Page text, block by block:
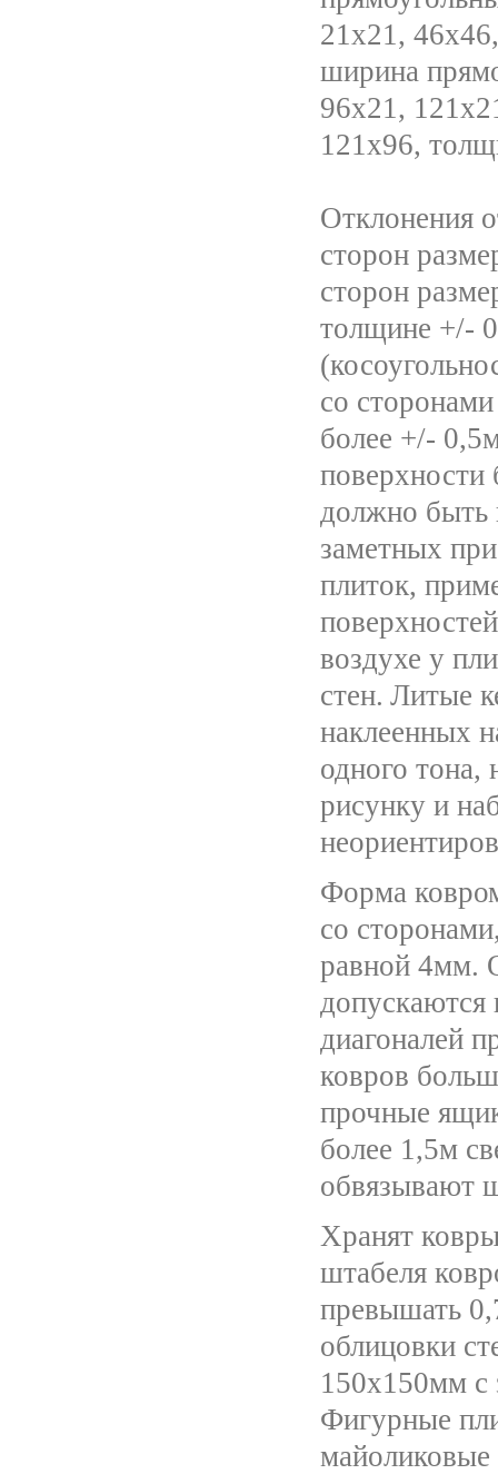
21х21,
ширина
96х21,
121х96,
Отклонения
сторон
сторон
толщине +/-
со
более +/-
должно быть
заметных
плиток,
воздухе у
стен. Литые
наклеенных
одного тона,
рисунку и
Форма
со
равной 4мм.
диагоналей
ковров
прочные
более 1,5м
обвязывают
Хранят
штабеля
превышать
облицовки
150х150мм с
Фигурные